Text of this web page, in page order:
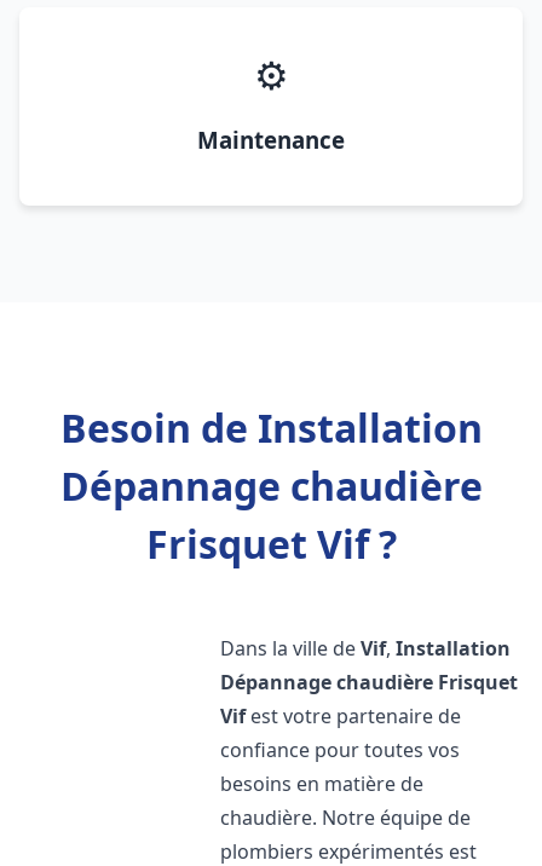
⚙️
Maintenance
Besoin de Installation
Dépannage chaudière
Frisquet Vif ?
Dans la ville deVif,Installation
Dépannage chaudière Frisquet
Vifest votre partenaire de
confiance pour toutes vos
besoins en matière de
chaudière. Notre équipe de
plombiers expérimentés est